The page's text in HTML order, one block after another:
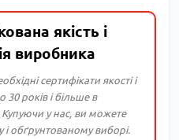
якість і
виробника
сертифікати якості і
30 років і більше в
Купуючи у нас, ви можете
і обґрунтованому виборі.